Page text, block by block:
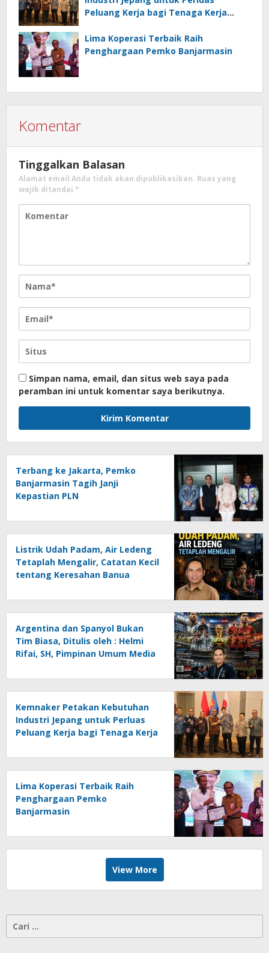
Peluang Kerja bagi Tenaga Kerja
Lima Koperasi Terbaik Raih
Penghargaan Pemko Banjarmasin
Komentar
Tinggalkan Balasan
Alamat email Anda tidak akan dipublikasikan. Ruas yang
wajib ditandai *
Simpan nama, email, dan situs web saya pada
peramban ini untuk komentar saya berikutnya.
Terbang ke Jakarta, Pemko
Banjarmasin Tagih Janji
Kepastian PLN
Listrik Udah Padam, Air Ledeng
Tetaplah Mengalir, Catatan Kecil
tentang Keresahan Banua
Ancaman Lingkungan, Oleh :
Helmi Rifai, SH
Argentina dan Spanyol Bukan
Tim Biasa, Ditulis oleh : Helmi
Rifai, SH, Pimpinan Umum Media
Kemnaker Petakan Kebutuhan
Industri Jepang untuk Perluas
Peluang Kerja bagi Tenaga Kerja
Lima Koperasi Terbaik Raih
Penghargaan Pemko
Banjarmasin
View More
Cari
untuk: